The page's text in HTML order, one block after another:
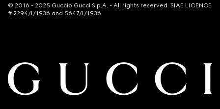
© 2016 - 2025 Guccio Gucci S.p.A. - All rights reserved. SIAE LICENCE
# 2294/I/1936 and 5647/I/1936